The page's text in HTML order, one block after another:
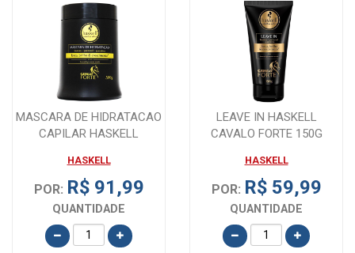
MASCARA DE HIDRATACAO
CAPILAR HASKELL
HASKELL
POR: R$ 91,99
QUANTIDADE
LEAVE IN HASKELL
CAVALO FORTE 150G
HASKELL
POR: R$ 59,99
QUANTIDADE